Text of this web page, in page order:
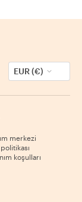
EUR (€)
merkezi
koşulları